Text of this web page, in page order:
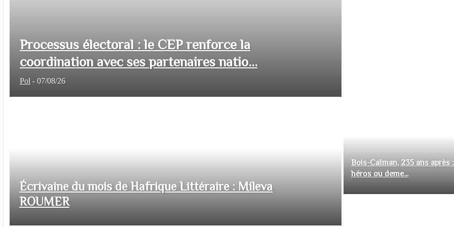
Processus électoral : le CEP renforce la
coordination avec ses partenaires natio...
Pol - 07/08/26
Écrivaine du mois de Hafrique Littéraire : Mileva
ROUMER
Bois-Caïman, 235 ans après
héros ou deme...